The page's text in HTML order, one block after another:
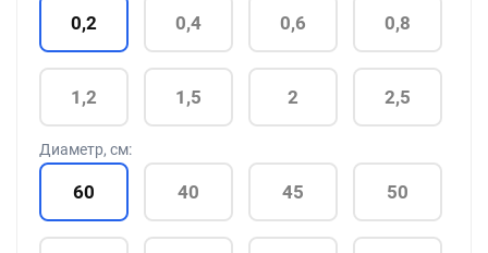
0,2 0,4 0,6 0,8
1,2 1,5 2 2,5
Диаметр, см:
60 40 45 50